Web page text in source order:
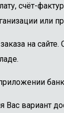
счёт-
или
на
вариант